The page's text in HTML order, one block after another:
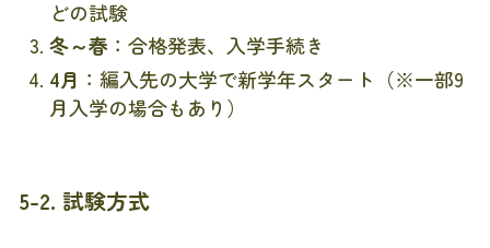
どの試験
冬～春 ：合格発表、入学手続き
4月 ：編入先の大学で新学年スタート（※一部9
月入学の場合もあり）
5-2. 試験方式